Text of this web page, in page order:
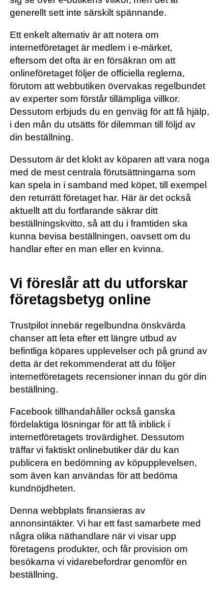
generellt sett inte särskilt spännande.
Ett enkelt alternativ är att notera om
internetföretaget är medlem i e-märket,
eftersom det ofta är en försäkran om att
onlineföretaget följer de officiella reglerna,
förutom att webbutiken övervakas regelbundet
av experter som förstår tillämpliga villkor.
Dessutom erbjuds du en genväg för att få hjälp,
i den mån du utsätts för dilemman till följd av
din beställning.
Dessutom är det klokt av köparen att vara noga
med de mest centrala förutsättningarna som
kan spela in i samband med köpet, till exempel
den returrätt företaget har. Här är det också
aktuellt att du fortfarande säkrar ditt
beställningskvitto, så att du i framtiden ska
kunna bevisa beställningen, oavsett om du
handlar efter en man eller en kvinna.
Vi föreslår att du utforskar
företagsbetyg online
Trustpilot innebär regelbundna önskvärda
chanser att leta efter ett längre utbud av
befintliga köpares upplevelser och på grund av
detta är det rekommenderat att du följer
internetföretagets recensioner innan du gör din
beställning.
Facebook tillhandahåller också ganska
fördelaktiga lösningar för att få inblick i
internetföretagets trovärdighet. Dessutom
träffar vi faktiskt onlinebutiker där du kan
publicera en bedömning av köpupplevelsen,
som även kan användas för att bedöma
kundnöjdheten.
Denna webbplats finansieras av
annonsintäkter. Vi har ett fast samarbete med
några olika näthandlare när vi visar upp
företagens produkter, och får provision om
besökarna vi vidarebefordrar genomför en
beställning.